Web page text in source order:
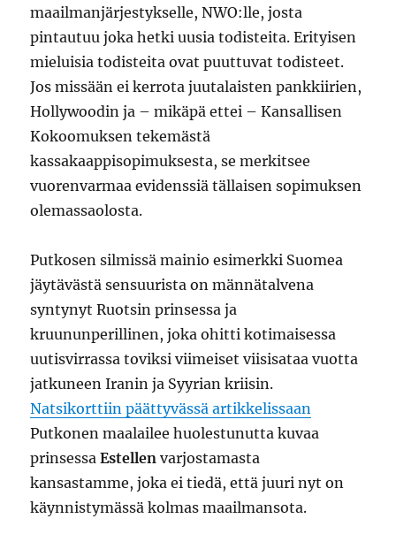
maailmanjärjestykselle, NWO:lle, josta
pintautuu joka hetki uusia todisteita. Erityisen
mieluisia todisteita ovat puuttuvat todisteet.
Jos missään ei kerrota juutalaisten pankkiirien,
Hollywoodin ja – mikäpä ettei – Kansallisen
Kokoomuksen tekemästä
kassakaappisopimuksesta, se merkitsee
vuorenvarmaa evidenssiä tällaisen sopimuksen
olemassaolosta.
Putkosen silmissä mainio esimerkki Suomea
jäytävästä sensuurista on männätalvena
syntynyt Ruotsin prinsessa ja
kruununperillinen, joka ohitti kotimaisessa
uutisvirrassa toviksi viimeiset viisisataa vuotta
jatkuneen Iranin ja Syyrian kriisin.
Natsikorttiin päättyvässä artikkelissaan
Putkonen maalailee huolestunutta kuvaa
prinsessaEstellen varjostamasta
kansastamme, joka ei tiedä, että juuri nyt on
käynnistymässä kolmas maailmansota.